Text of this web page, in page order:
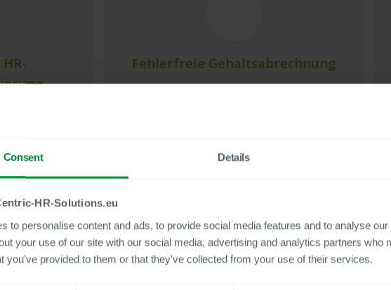
Consent Details
HR-Solutions.eu
to personalise content and ads, to provide social media features and to analyse
your use of our site with our social media, advertising and analytics partners who
you’ve provided to them or that they’ve collected from your use of their services.
in Echtzeit
Stammdaten
an.
Fehlerfreie Gehaltsabrechnung
Zeit- und Kostenersparnis